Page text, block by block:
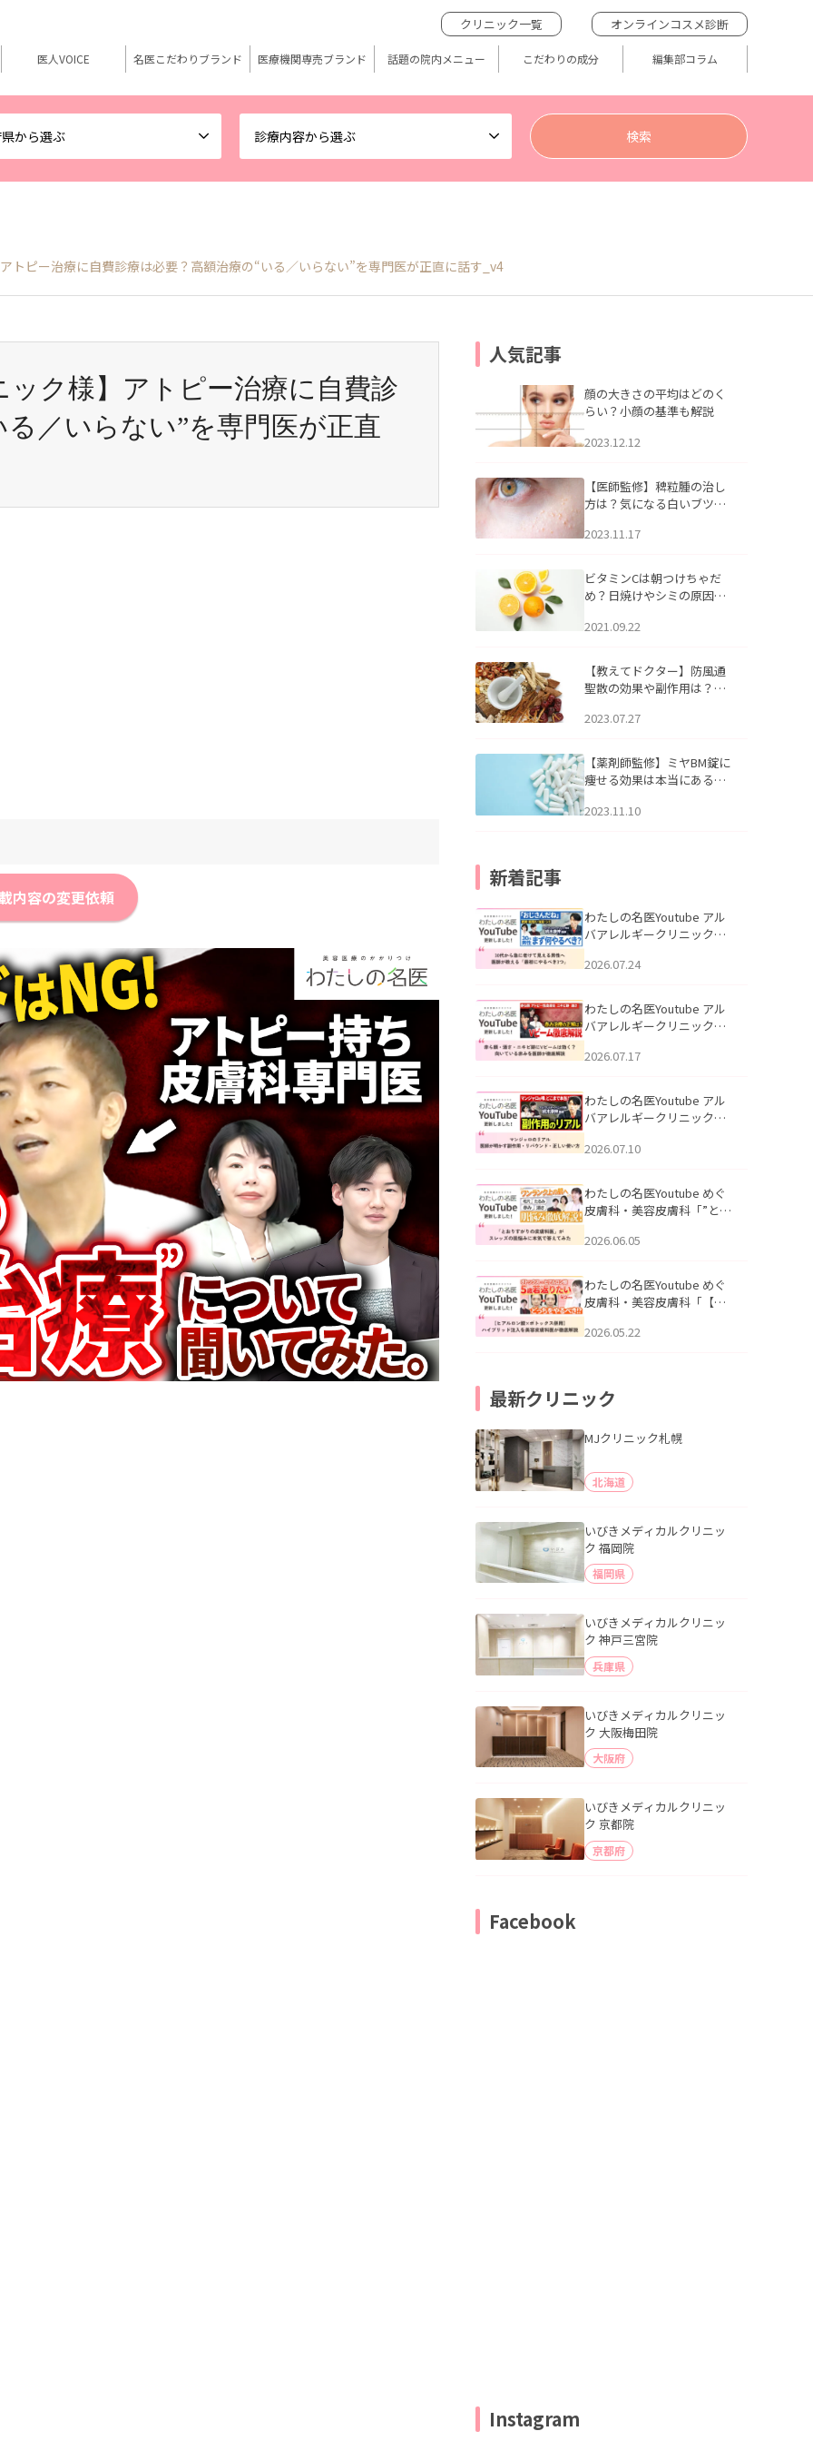
から選ぶ 診療内容から選ぶ
クリニック一覧 オンラインコスメ診断
医人VOICE 名医こだわりブランド 医療機関専売ブランド 話題の院内メニュー こだわりの成分 編集部コラム
トピー治療に自費診療は必要？高額治療の“いる／いらない”を専門医が正直に話す_v4
ック様】アトピー治療に自費診
／いらない”を専門医が正直
内容の変更依頼
人気記事
顔の大きさの平均はどのく
らい？小顔の基準も解説
2023.12.12
【医師監修】稗粒腫の治し
方は？気になる白いブツブ
アについて
2023.11.17
ビタミンCは朝つけちゃだ
め？日焼けやシミの原因に
2021.09.22
【教えてドクター】防風通
聖散の効果や副作用は？長
2023.07.27
【薬剤師監修】ミヤBM錠に
痩せる効果は本当にある
2023.11.10
新着記事
わたしの名医Youtube アル
バアレルギークリニック札
える男性へ｜医師が教える
公開いたしました。
2026.07.24
わたしの名医Youtube アル
バアレルギークリニック札
跡にVビームは効く？向いて
説」を公開いたしました。
2026.07.17
わたしの名医Youtube アル
バアレルギークリニック札
医師が明かす副作用・リバ
公開いたしました。
2026.07.10
わたしの名医Youtube めぐ
皮膚科・美容皮膚科「”とお
ッズの肌悩みに本気で答え
た。
2026.06.05
わたしの名医Youtube めぐ
皮膚科・美容皮膚科「【ヒ
用】ハイブリッド注入を美
2026.05.22
最新クリニック
MJクリニック札幌
北海道
いびきメディカルクリニッ
ク 福岡院
福岡県
いびきメディカルクリニッ
ク 神戸三宮院
兵庫県
いびきメディカルクリニッ
ク 大阪梅田院
大阪府
いびきメディカルクリニッ
ク 京都院
京都府
Facebook
Instagram